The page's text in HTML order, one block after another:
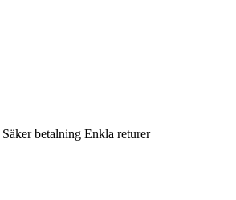
Säker betalning Enkla returer